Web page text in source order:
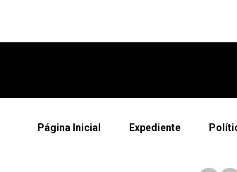
Página Inicial Expediente